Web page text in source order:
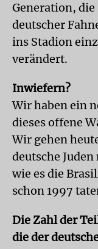
Generation,
deutscher
ins Stadion
verändert.
Inwiefern?
Wir haben ein
dieses offene
Wir gehen
deutsche
wie es die
schon 1997
Die Zahl der
die der